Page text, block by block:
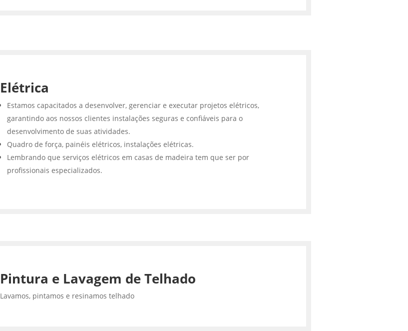
Elétrica
Estamos capacitados a desenvolver, gerenciar e executar projetos elétricos,
garantindo aos nossos clientes instalações seguras e confiáveis para o
desenvolvimento de suas atividades.
Quadro de força, painéis elétricos, instalações elétricas.
Lembrando que serviços elétricos em casas de madeira tem que ser por
profissionais especializados.
Pintura e Lavagem de Telhado
Lavamos, pintamos e resinamos telhado